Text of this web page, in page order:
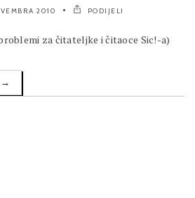
2010 PODIJELI
za čitateljke i čitaoce Sic!-a)
→